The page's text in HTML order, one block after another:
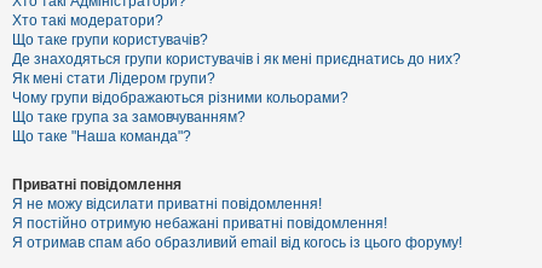
г
а
Хто такі модератори?
Що таке групи користувачів?
Де знаходяться групи користувачів і як мені приєднатись до них?
Як мені стати Лідером групи?
Чому групи відображаються різними кольорами?
Що таке група за замовчуванням?
Що таке "Наша команда"?
Приватні повідомлення
Я не можу відсилати приватні повідомлення!
Я постійно отримую небажані приватні повідомлення!
Я отримав спам або образливий email від когось із цього форуму!